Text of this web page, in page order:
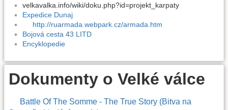
velkavalka.info/wiki/doku.php?id=projekt_karpaty
Expedice Dunaj
http://ruarmada.webpark.cz/armada.htm
Bojová cesta 43 LITD
Encyklopedie
Dokumenty o Velké válce
Battle Of The Somme - The True Story (Bitva na